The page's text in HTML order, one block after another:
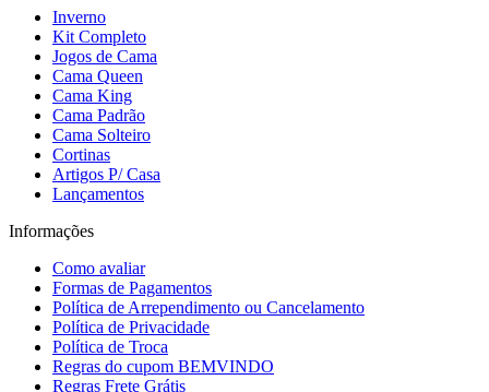
Inverno
Kit Completo
Jogos de Cama
Cama Queen
Cama King
Cama Padrão
Cama Solteiro
Cortinas
Artigos P/ Casa
Lançamentos
Informações
Como avaliar
Formas de Pagamentos
Política de Arrependimento ou Cancelamento
Política de Privacidade
Política de Troca
Regras do cupom BEMVINDO
Regras Frete Grátis